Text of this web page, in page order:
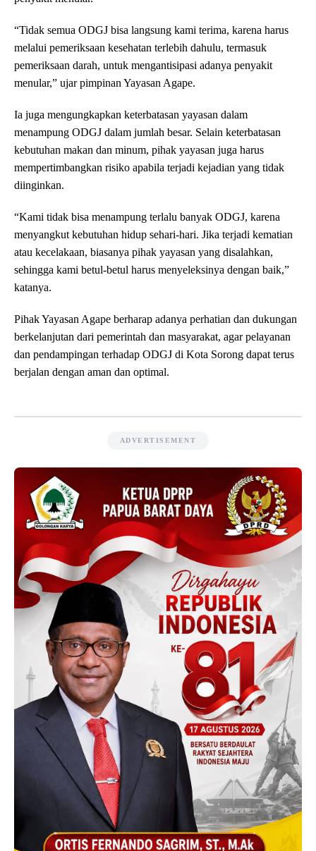
“Tidak semua ODGJ bisa langsung kami terima, karena harus
melalui pemeriksaan kesehatan terlebih dahulu, termasuk
pemeriksaan darah, untuk mengantisipasi adanya penyakit
menular,” ujar pimpinan Yayasan Agape.
Ia juga mengungkapkan keterbatasan yayasan dalam
menampung ODGJ dalam jumlah besar. Selain keterbatasan
kebutuhan makan dan minum, pihak yayasan juga harus
mempertimbangkan risiko apabila terjadi kejadian yang tidak
diinginkan.
“Kami tidak bisa menampung terlalu banyak ODGJ, karena
menyangkut kebutuhan hidup sehari-hari. Jika terjadi kematian
atau kecelakaan, biasanya pihak yayasan yang disalahkan,
sehingga kami betul-betul harus menyeleksinya dengan baik,”
katanya.
Pihak Yayasan Agape berharap adanya perhatian dan dukungan
berkelanjutan dari pemerintah dan masyarakat, agar pelayanan
dan pendampingan terhadap ODGJ di Kota Sorong dapat terus
berjalan dengan aman dan optimal.
ADVERTISEMENT